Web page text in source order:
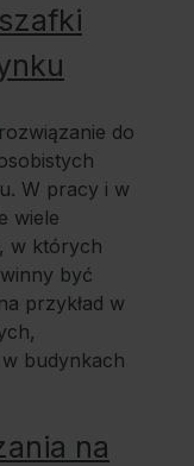
do
W pracy i w
wiele
w których
być
przykład w
budynkach
na